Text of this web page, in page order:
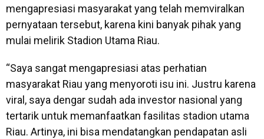
mengapresiasi masyarakat yang telah memviralkan
pernyataan tersebut, karena kini banyak pihak yang
mulai melirik Stadion Utama Riau.
“Saya sangat mengapresiasi atas perhatian
masyarakat Riau yang menyoroti isu ini. Justru karena
viral, saya dengar sudah ada investor nasional yang
tertarik untuk memanfaatkan fasilitas stadion utama
Riau. Artinya, ini bisa mendatangkan pendapatan asli